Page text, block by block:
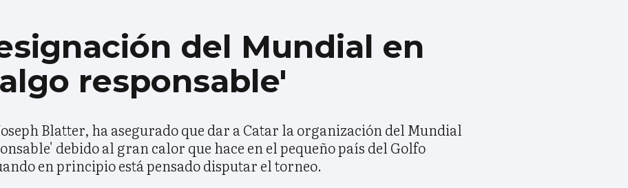
del Mundial en
responsable'
Blatter, ha asegurado que dar a Catar la organización del Mundial
debido al gran calor que hace en el pequeño país del Golfo
en principio está pensado disputar el torneo.